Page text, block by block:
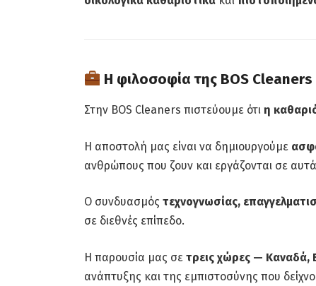
Η φιλοσοφία της BOS Cleaners
Στην BOS Cleaners πιστεύουμε ότι η
Η αποστολή μας είναι να δημιουργούμε
ανθρώπους που ζουν και εργάζονται σε
Ο συνδυασμός τεχνογνωσίας,
σε διεθνές επίπεδο.
Η παρουσία μας σε τρεις χώρες — Καναδά,
ανάπτυξης και της εμπιστοσύνης που